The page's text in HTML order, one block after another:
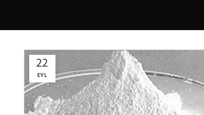
22
EYL